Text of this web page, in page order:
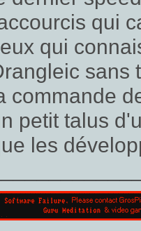
qui
qui
sans
commande
petit talus
les